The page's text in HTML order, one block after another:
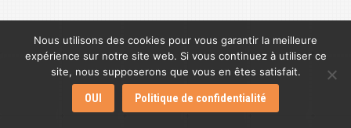
Nous utilisons des cookies pour vous garantir la meilleure
expérience sur notre site web. Si vous continuez à utiliser ce
site, nous supposerons que vous en êtes satisfait.
OUI Politique de confidentialité